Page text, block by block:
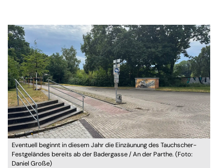
Eventuell beginnt in diesem Jahr die Einzäunung des Tauchscher-
Festgeländes bereits ab der Badergasse / An der Parthe. (Foto:
Daniel Große)